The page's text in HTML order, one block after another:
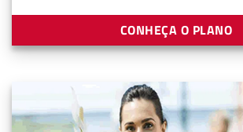
CONHEÇA O PLANO